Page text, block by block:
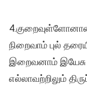
நிறைவாம் புல்
இறைவனாம் இயேசு
எல்லாவற்றிலும்